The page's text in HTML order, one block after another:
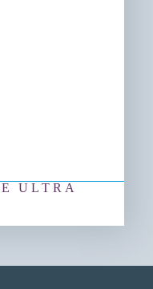
ULTRA